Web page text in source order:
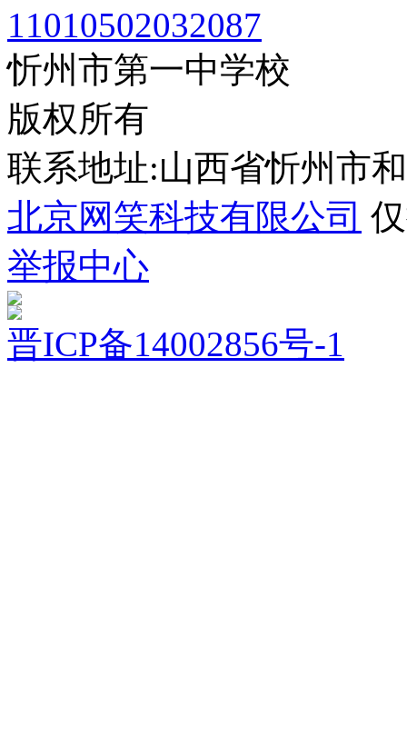
11010502032087
忻州市第一中学校
版权所有
联系地址:山西省忻州市
北京网笑科技有限公司
举报中心
晋ICP备14002856号-1